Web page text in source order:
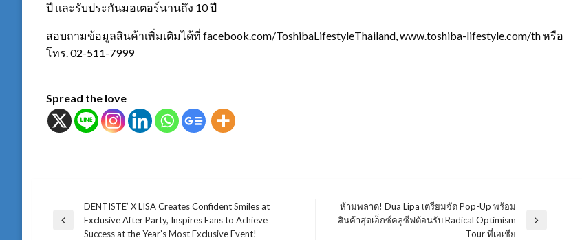
ปี และรับประกันมอเตอร์นานถึง 10 ปี
สอบถามข้อมูลสินค้าเพิ่มเติมได้ที่ facebook.com/ToshibaLifestyleThailand, www.toshiba-lifestyle.com/th หรือ
โทร. 02-511-7999
Spread the love
แนะแนว
Previous
DENTISTE’ X LISA Creates Confident Smiles at
Exclusive After Party, Inspires Fans to Achieve
Success at the Year’s Most Exclusive Event!
Next
ห้ามพลาด! Dua Lipa เตรียมจัด Pop-Up พร้อม
สินค้าสุดเอ็กซ์คลูซีฟต้อนรับ Radical Optimism
Tour ที่เอเชีย